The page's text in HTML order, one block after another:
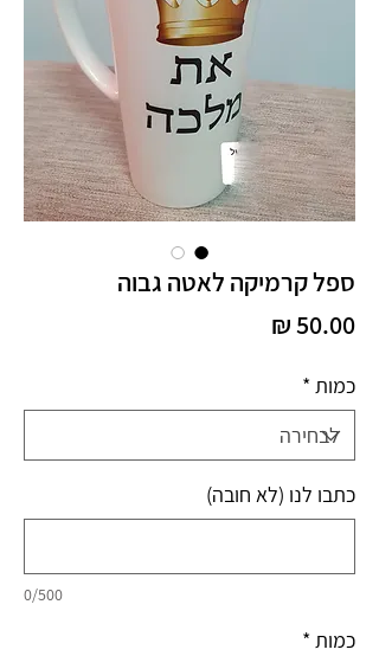
ספל קרמיקה לאטה גבוה
כמות *
כתבו לנו (לא חובה)
0/500
כמות *